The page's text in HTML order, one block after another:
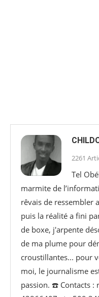
2261
Tel
marmite de
rêvais de ressembler
puis la réalité a fini
de boxe, j'arpente
de ma plume pour
croustillantes... pour
moi, le journalisme
passion. ☎️ Contacts :